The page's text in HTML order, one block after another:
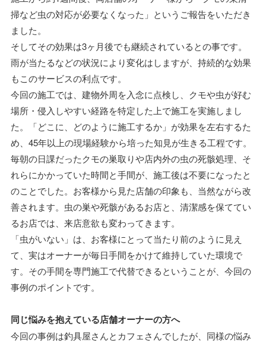
掃など虫の対応が必要なくなった」というご報告をいただき
ました。
そしてその効果は3ヶ月後でも継続されているとの事です。
雨が当たるなどの状況により変化はしますが、持続的な効果
もこのサービスの利点です。
今回の施工では、建物外周を入念に点検し、クモや虫が好む
場所・侵入しやすい経路を特定した上で施工を実施しまし
た。「どこに、どのように施工するか」が効果を左右するた
め、45年以上の現場経験から培った知見が生きる工程です。
毎朝の日課だったクモの巣取りや店内外の虫の死骸処理、そ
れらにかかっていた時間と手間が、施工後は不要になったと
のことでした。お客様から見た店舗の印象も、当然ながら改
善されます。虫の巣や死骸があるお店と、清潔感を保ててい
るお店では、来店意欲も変わってきます。
「虫がいない」は、お客様にとって当たり前のように見え
て、実はオーナーが毎日手間をかけて維持していた環境で
す。その手間を専門施工で代替できるということが、今回の
事例のポイントです。
同じ悩みを抱えている店舗オーナーの方へ
今回の事例は釣具屋さんとカフェさんでしたが、同様の悩み